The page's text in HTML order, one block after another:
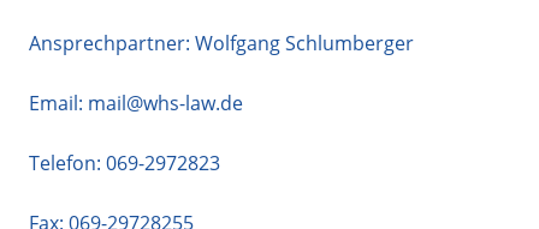
Ansprechpartner: Wolfgang Schlumberger
Email: mail@whs-law.de
Telefon: 069-2972823
Fax: 069-29728255